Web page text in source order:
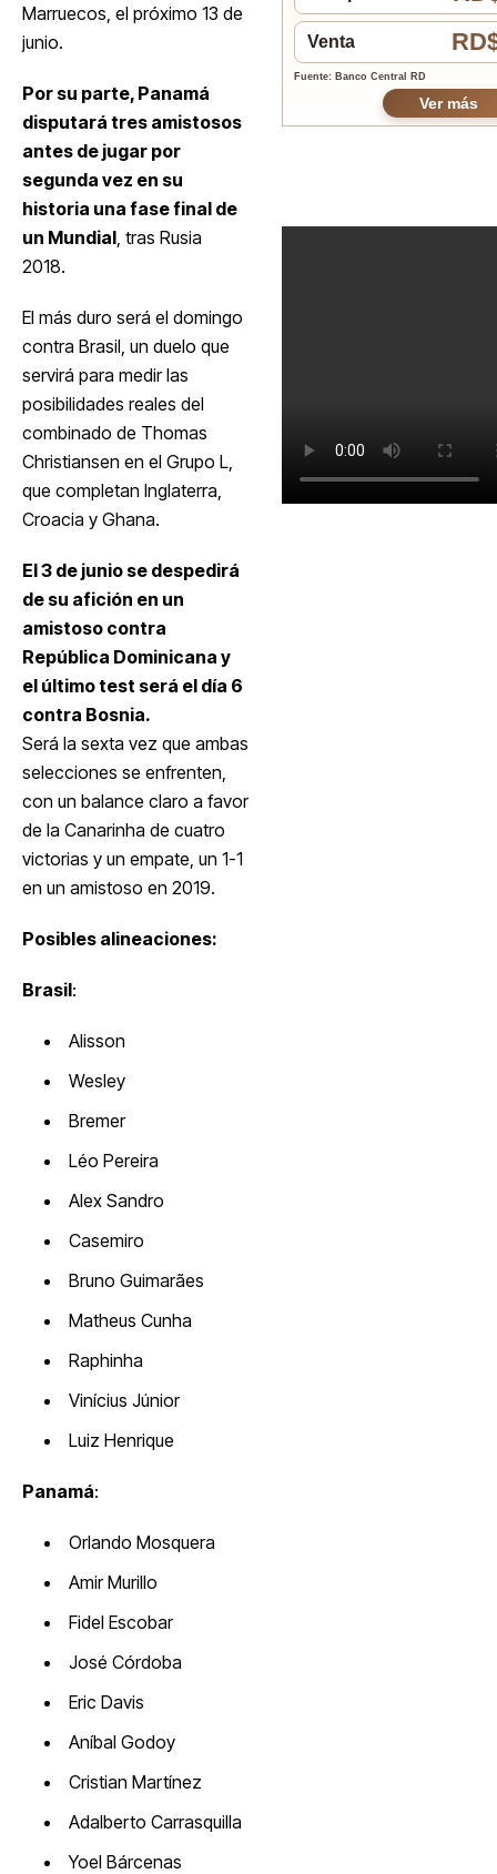
Marruecos, el próximo 13 de
junio.
Por su parte, Panamá
disputará tres amistosos
antes de jugar por
segunda vez en su
historia una fase final de
un Mundial , tras Rusia
2018.
El más duro será el domingo
contra Brasil, un duelo que
servirá para medir las
posibilidades reales del
combinado de Thomas
Christiansen en el Grupo L,
que completan Inglaterra,
Croacia y Ghana.
El 3 de junio se despedirá
de su afición en un
amistoso contra
República Dominicana y
el último test será el día 6
contra Bosnia.
Será la sexta vez que ambas
selecciones se enfrenten,
con un balance claro a favor
de la Canarinha de cuatro
victorias y un empate, un 1-1
en un amistoso en 2019.
Posibles alineaciones:
Brasil:
Alisson
Wesley
Bremer
Léo Pereira
Alex Sandro
Casemiro
Bruno Guimarães
Matheus Cunha
Raphinha
Vinícius Júnior
Luiz Henrique
Panamá:
Orlando Mosquera
Amir Murillo
Fidel Escobar
José Córdoba
Eric Davis
Aníbal Godoy
Cristian Martínez
Adalberto Carrasquilla
Yoel Bárcenas
Venta
Fuente: Banco Central RD
Ver más